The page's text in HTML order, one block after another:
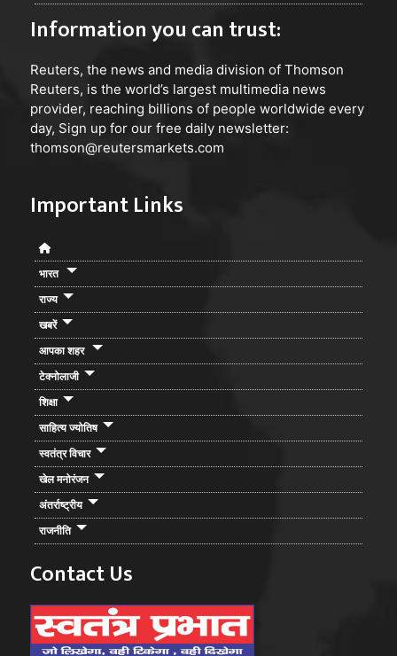
Information you can trust:
Reuters, the news and media division of Thomson
Reuters, is the world’s largest multimedia news
provider, reaching billions of people worldwide every
day, Sign up for our free daily newsletter:
thomson@reutersmarkets.com
Important Links
भारत
राज्य
खबरें
आपका शहर
टेक्नोलाजी
शिक्षा
साहित्य ज्योतिष
स्वतंत्र विचार
खेल मनोरंजन
अंतर्राष्ट्रीय
राजनीति
Contact Us